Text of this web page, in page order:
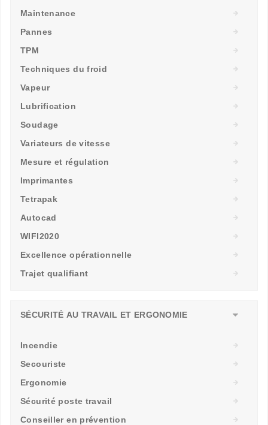
Maintenance
Pannes
TPM
Techniques du froid
Vapeur
Lubrification
Soudage
Variateurs de vitesse
Mesure et régulation
Imprimantes
Tetrapak
Autocad
WIFI2020
Excellence opérationnelle
Trajet qualifiant
SÉCURITÉ AU TRAVAIL ET ERGONOMIE
Incendie
Secouriste
Ergonomie
Sécurité poste travail
Conseiller en prévention